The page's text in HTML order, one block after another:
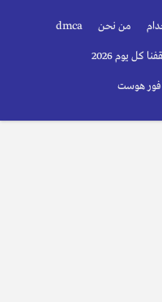
من نحن dmca
كل يوم 2026
فور هوست